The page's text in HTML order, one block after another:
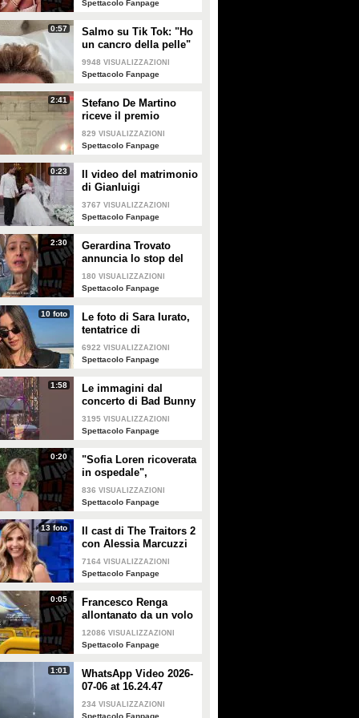
Spettacolo Fanpage
0:57
Salmo su Tik Tok: "Ho
un cancro della pelle"
e apre al dibattito sulle
creme solari
9948 VISUALIZZAZIONI
Spettacolo Fanpage
2:41
Stefano De Martino
riceve il premio
intitolato al padre
Enrico
829 VISUALIZZAZIONI
Spettacolo Fanpage
0:23
Il video del matrimonio
di Gianluigi
Donnarumma e Alessia
Elefante
3767 VISUALIZZAZIONI
Spettacolo Fanpage
2:30
Gerardina Trovato
annuncia lo stop del
tour per problemi di
salute
180 VISUALIZZAZIONI
Spettacolo Fanpage
10 foto
Le foto di Sara Iurato,
tentatrice di
Temptation Island 2026
6922 VISUALIZZAZIONI
Spettacolo Fanpage
1:58
Le immagini dal
concerto di Bad Bunny
a Milano
3195 VISUALIZZAZIONI
Spettacolo Fanpage
0:20
"Sofia Loren ricoverata
in ospedale",
Alessandra Mussolini
smentisce: "È serena e
836 VISUALIZZAZIONI
Spettacolo Fanpage
13 foto
Il cast di The Traitors 2
con Alessia Marcuzzi
7164 VISUALIZZAZIONI
Spettacolo Fanpage
0:05
Francesco Renga
allontanato da un volo
Ryanair dopo una
discussione con gli
12086 VISUALIZZAZIONI
Spettacolo Fanpage
1:01
WhatsApp Video 2026-
07-06 at 16.24.47
234 VISUALIZZAZIONI
Spettacolo Fanpage